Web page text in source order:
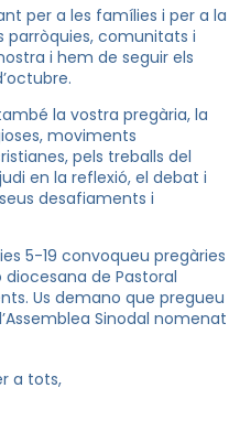
per a les famílies i per a la
parròquies, comunitats i
i hem de seguir els
la vostra pregària, la
moviments
pels treballs del
en la reflexió, el debat i
desafiaments i
5-19 convoqueu pregàries
de Pastoral
Us demano que pregueu
Sinodal nomenat
a tots,